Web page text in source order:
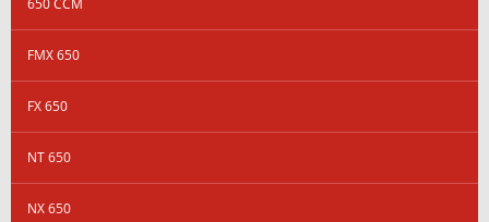
FMX 650
FX 650
NT 650
NX 650